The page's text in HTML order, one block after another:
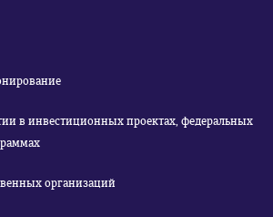
в инвестиционных проектах, федеральных
организаций